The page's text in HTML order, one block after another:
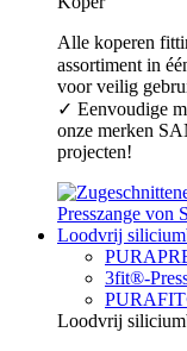
Alle koperen
assortiment in
voor veilig
✓ Eenvoudige
onze merken
projecten!
Loodvrij
3fit®-
Loodvrij